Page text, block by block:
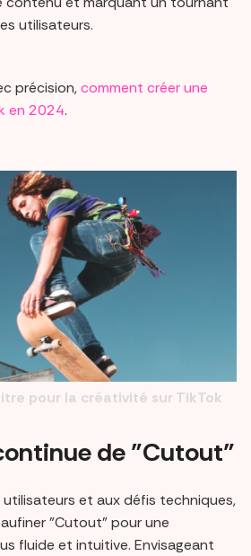
utilisateurs.
précision,comment créer une
en 2024.
pour la créativité sur TikTok
de "Cutout"
et aux défis techniques,
"Cutout" pour une
fluide et intuitive. Envisageant